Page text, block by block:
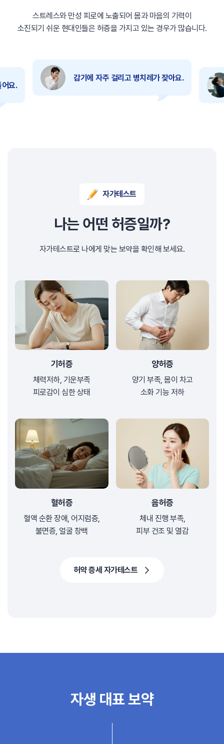
스트레스와 만성 피로에 노출되어 몸과 마음의 기력이
소진되기 쉬운 현대인들은 허증을 가지고 있는 경우가 많습니다.
치레가 잦아요.
쉽게 피곤해져요.
매
자가테스트
나는 어떤 허증일까?
자가테스트로 나에게 맞는 보약을 확인해 보세요.
기허증
체력저하, 기운부족
피로감이 심한 상태
양허증
양기 부족, 몸이 차고
소화 기능 저하
혈허증
혈액 순환 장애, 어지럼증,
불면증, 얼굴 창백
음허증
체내 진행 부족,
피부 건조 및 열감
허약 증세 자가테스트
자생 대표 보약